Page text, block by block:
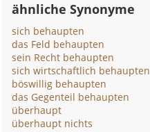
ähnliche Synonyme
sich behaupten
das Feld behaupten
sein Recht behaupten
sich wirtschaftlich behaupten
böswillig behaupten
das Gegenteil behaupten
überhaupt
überhaupt nichts